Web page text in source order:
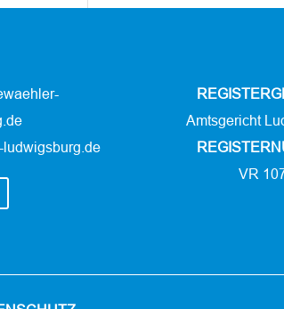
Amtsgericht
VR